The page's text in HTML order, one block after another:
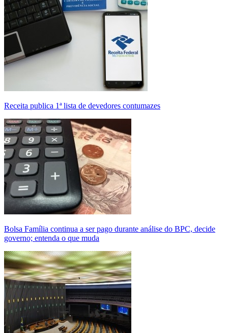
Receita publica 1ª lista de devedores contumazes
Bolsa Família continua a ser pago durante análise do BPC, decide
governo; entenda o que muda